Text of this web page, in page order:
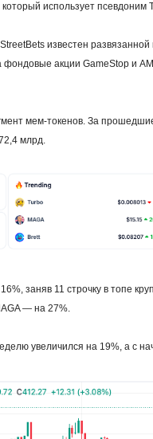
использует псевдоним
известен
фондовые акции GameStop и
мем-токенов. За
млрд.
заняв 11 строчку в топе
— на 27%.
увеличился на 19%, а с